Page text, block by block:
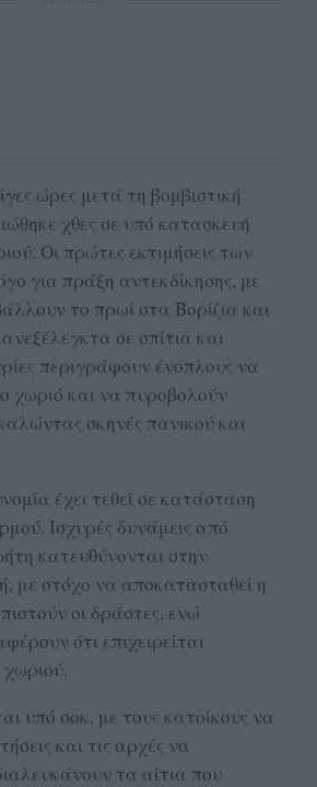
ώρες μετά τη βομβιστική
χθες σε υπό κατασκευή
Οι πρώτες εκτιμήσεις των
για πράξη αντεκδίκησης, με
το πρωί στα Βορίζια και
σε σπίτια και
περιγράφουν ένοπλους να
χωριό και να πυροβολούν
σκηνές πανικού και
έχει τεθεί σε κατάσταση
Ισχυρές δυνάμεις από
κατευθύνονται στην
με στόχο να αποκατασταθεί η
οι δράστες, ενώ
ότι επιχειρείται
υπό σοκ, με τους κατοίκους να
και τις αρχές να
τα αίτια που